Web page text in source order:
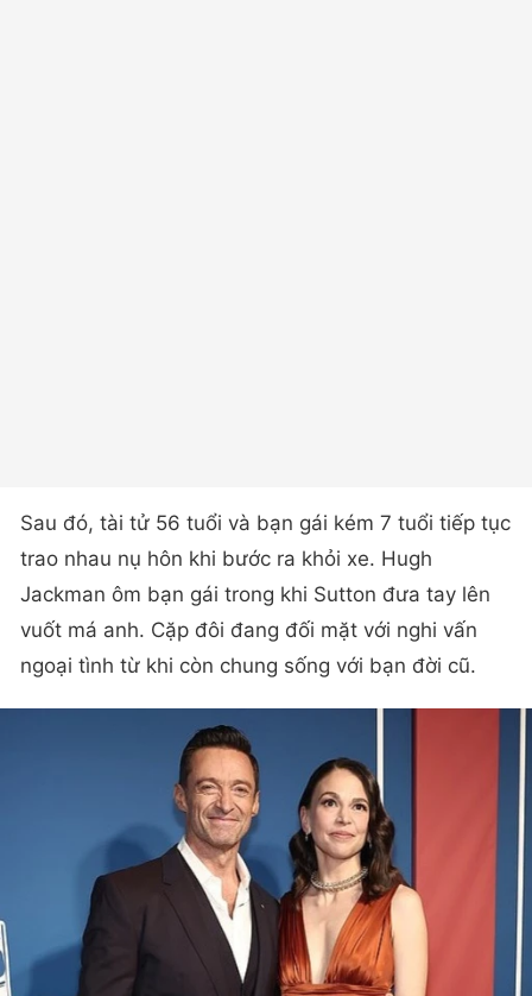
Sau đó, tài tử 56 tuổi và bạn gái kém 7 tuổi tiếp tục
trao nhau nụ hôn khi bước ra khỏi xe. Hugh
Jackman ôm bạn gái trong khi Sutton đưa tay lên
vuốt má anh. Cặp đôi đang đối mặt với nghi vấn
ngoại tình từ khi còn chung sống với bạn đời cũ.